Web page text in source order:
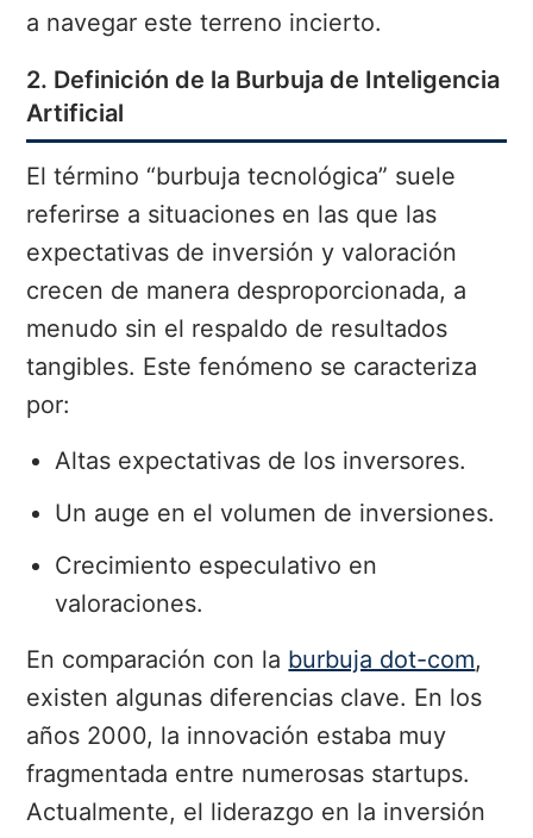
a navegar este terreno incierto.
2. Definición de la Burbuja de Inteligencia
Artificial
El término “burbuja tecnológica” suele
referirse a situaciones en las que las
expectativas de inversión y valoración
crecen de manera desproporcionada, a
menudo sin el respaldo de resultados
tangibles. Este fenómeno se caracteriza
por:
Altas expectativas de los inversores.
Un auge en el volumen de inversiones.
Crecimiento especulativo en
valoraciones.
En comparación con la burbuja dot-com,
existen algunas diferencias clave. En los
años 2000, la innovación estaba muy
fragmentada entre numerosas startups.
Actualmente, el liderazgo en la inversión